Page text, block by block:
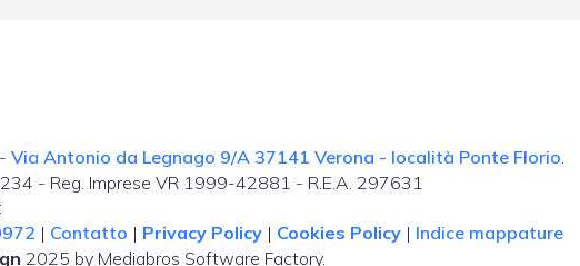
-Via Antonio da Legnago 9/A 37141 Verona - località Ponte Florio.
- Reg. Imprese VR 1999-42881 - R.E.A. 297631
:
| Contatto | Privacy Policy | Cookies Policy | Indice mappature
2025 by Mediabros Software Factory.